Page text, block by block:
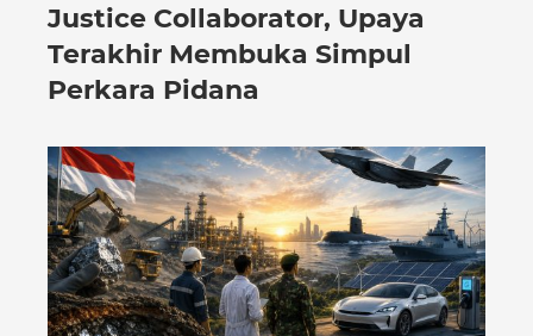
Justice Collaborator, Upaya
Terakhir Membuka Simpul
Perkara Pidana